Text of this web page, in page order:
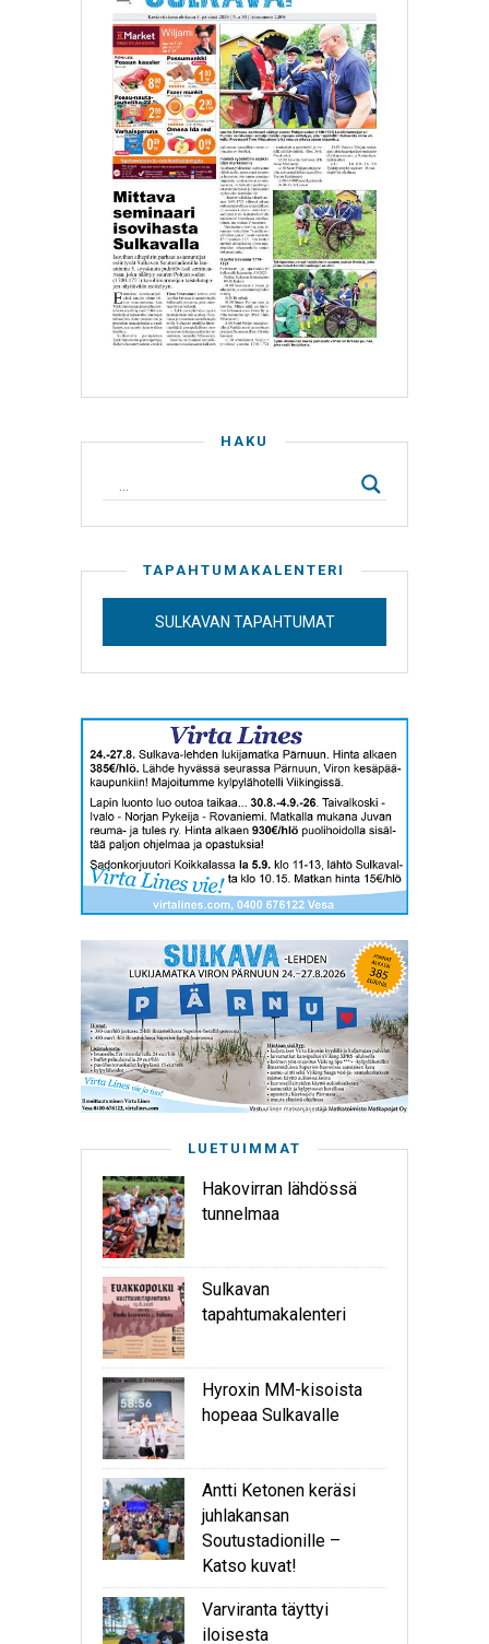
HAKU
TAPAHTUMAKALENTERI
SULKAVAN TAPAHTUMAT
LUETUIMMAT
Hakovirran lähdössä
tunnelmaa
Sulkavan
tapahtumakalenteri
Hyroxin MM-kisoista
hopeaa Sulkavalle
Antti Ketonen keräsi
juhlakansan
Soutustadionille –
Katso kuvat!
Varviranta täyttyi
iloisesta